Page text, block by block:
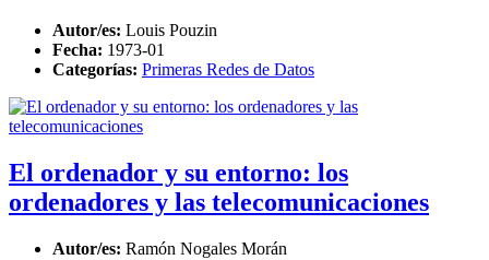
Autor/es: Louis Pouzin
Fecha: 1973-01
Categorías: Primeras Redes de Datos
El ordenador y su entorno: los
ordenadores y las telecomunicaciones
Autor/es: Ramón Nogales Morán